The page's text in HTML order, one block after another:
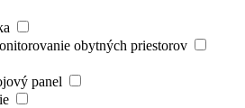
obytných priestorov
panel